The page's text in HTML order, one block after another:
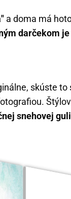
a doma má
darčekom
skúste
snehovej